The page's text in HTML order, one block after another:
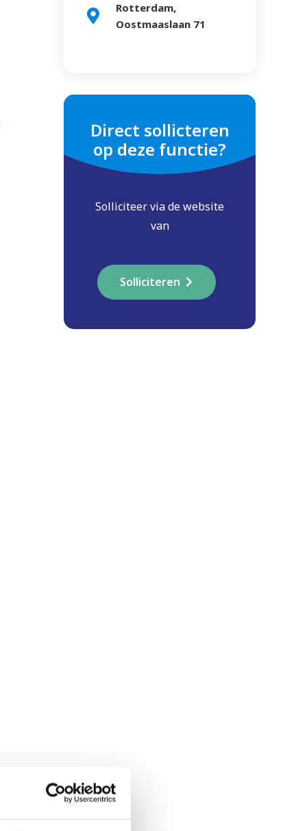
Rotterdam,
Oostmaaslaan 71
Direct sollicteren
op deze functie?
Solliciteer via de website
van
Solliciteren